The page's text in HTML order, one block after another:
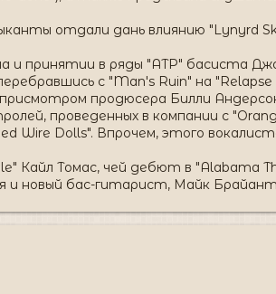
отдали дань влиянию "Lynyrd
и принятии в ряды "ATP" басиста
с "Man's Ruin" на "Relapse
продюсера Билли
проведенных в компании с
Wire Dolls". Впрочем, этого
Кайл Томас, чей дебют в "Alabama
и новый бас-гитарист, Майк